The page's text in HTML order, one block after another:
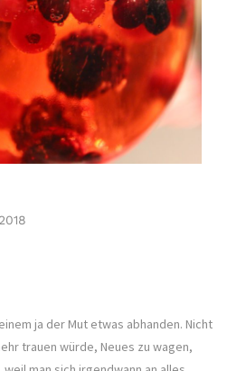
ja der Mut etwas abhanden. Nicht
trauen würde, Neues zu wagen,